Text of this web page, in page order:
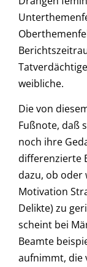
weibliche.
Die von
Fußnote, daß
noch ihre
differenzierte
dazu, ob oder
Motivation
Delikte) zu
scheint bei
Beamte
aufnimmt, die